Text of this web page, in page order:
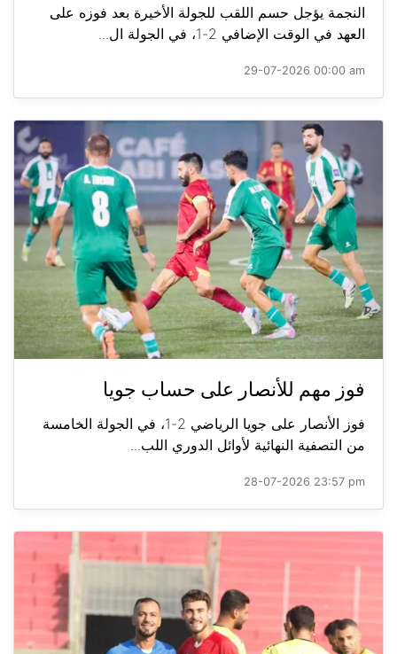
النجمة يؤجل حسم اللقب للجولة الأخيرة بعد فوزه على
العهد في الوقت الإضافي 2-1، في الجولة ال...
29-07-2026 00:00 am
فوز مهم للأنصار على حساب جويا
فوز الأنصار على جويا الرياضي 2-1، في الجولة الخامسة
من التصفية النهائية لأوائل الدوري اللب...
28-07-2026 23:57 pm